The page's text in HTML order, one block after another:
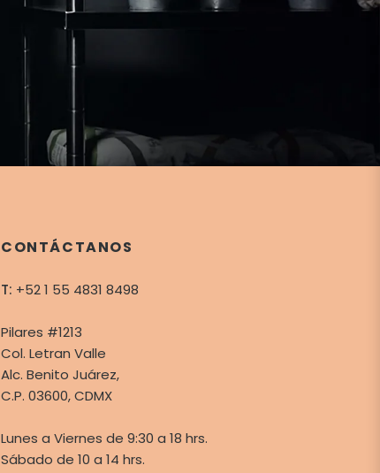
CONTÁCTANOS
T: +52 1 55 4831 8498
Pilares #1213
Col. Letran Valle
Alc. Benito Juárez,
C.P. 03600, CDMX
Lunes a Viernes de 9:30 a 18 hrs.
Sábado de 10 a 14 hrs.